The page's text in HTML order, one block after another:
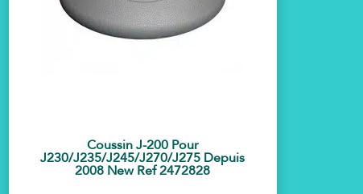
Coussin J-200 Pour
J230/j235/j245/j270/j275 Depuis
2008 New Ref 2472828